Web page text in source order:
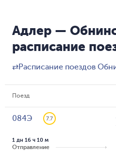
Адлер —
расписание
⇄Расписание поездов
Поезд
084Э 7.7
Отправление
1 дн 16 ч 10 м